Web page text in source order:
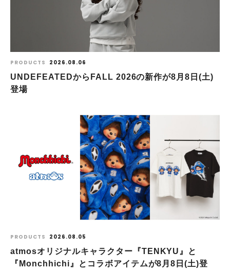
PRODUCTS 2026.08.06
UNDEFEATEDからFALL 2026の新作が8⽉8⽇(⼟)
登場
PRODUCTS 2026.08.05
atmosオリジナルキャラクター『TENKYU』と
『Monchhichi』とコラボアイテムが8月8日(土)登